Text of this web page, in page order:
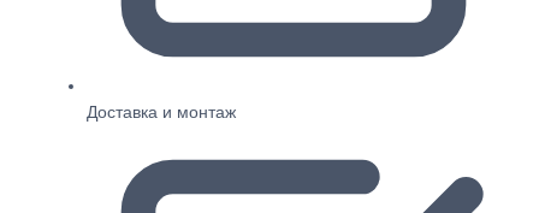
Доставка и монтаж